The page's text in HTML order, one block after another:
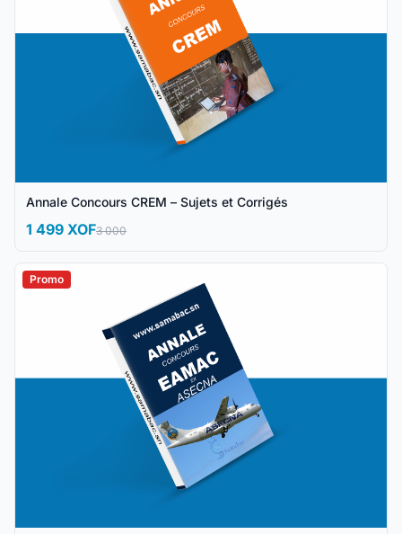
Annale Concours CREM – Sujets et Corrigés
1 499 XOF3 000
Promo